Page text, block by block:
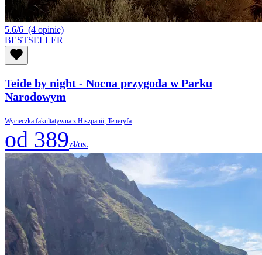
5.6/6 (4 opinie)
BESTSELLER
Teide by night - Nocna przygoda w Parku
Narodowym
Wycieczka fakultatywna z Hiszpanii, Teneryfa
od 389zł/os.